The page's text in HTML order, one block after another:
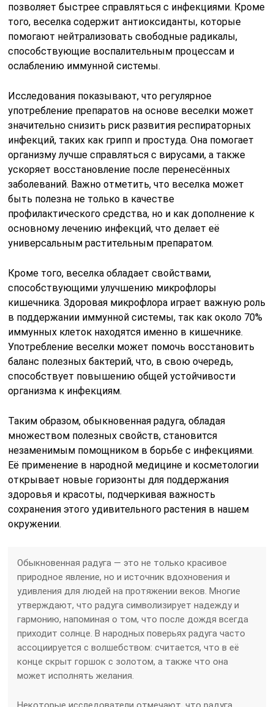
позволяет быстрее справляться с инфекциями. Кроме
того, веселка содержит антиоксиданты, которые
помогают нейтрализовать свободные радикалы,
способствующие воспалительным процессам и
ослаблению иммунной системы.
Исследования показывают, что регулярное
употребление препаратов на основе веселки может
значительно снизить риск развития респираторных
инфекций, таких как грипп и простуда. Она помогает
организму лучше справляться с вирусами, а также
ускоряет восстановление после перенесённых
заболеваний. Важно отметить, что веселка может
быть полезна не только в качестве
профилактического средства, но и как дополнение к
основному лечению инфекций, что делает её
универсальным растительным препаратом.
Кроме того, веселка обладает свойствами,
способствующими улучшению микрофлоры
кишечника. Здоровая микрофлора играет важную роль
в поддержании иммунной системы, так как около 70%
иммунных клеток находятся именно в кишечнике.
Употребление веселки может помочь восстановить
баланс полезных бактерий, что, в свою очередь,
способствует повышению общей устойчивости
организма к инфекциям.
Таким образом, обыкновенная радуга, обладая
множеством полезных свойств, становится
незаменимым помощником в борьбе с инфекциями.
Её применение в народной медицине и косметологии
открывает новые горизонты для поддержания
здоровья и красоты, подчеркивая важность
сохранения этого удивительного растения в нашем
окружении.
Обыкновенная радуга — это не только красивое
природное явление, но и источник вдохновения и
удивления для людей на протяжении веков. Многие
утверждают, что радуга символизирует надежду и
гармонию, напоминая о том, что после дождя всегда
приходит солнце. В народных поверьях радуга часто
ассоциируется с волшебством: считается, что в её
конце скрыт горшок с золотом, а также что она
может исполнять желания.